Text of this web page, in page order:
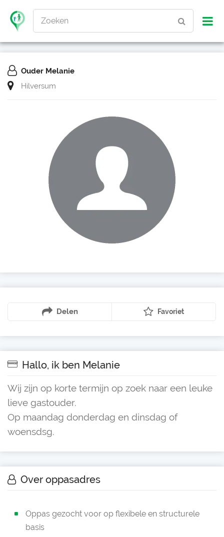
Zoeken
Ouder Melanie
Hilversum
Delen Favoriet
Hallo, ik ben Melanie
Wij zijn op korte termijn op zoek naar een leuke
lieve gastouder.
Op maandag donderdag en dinsdag of
woensdsg.
Over oppasadres
Oppas gezocht voor op flexibele en structurele
basis